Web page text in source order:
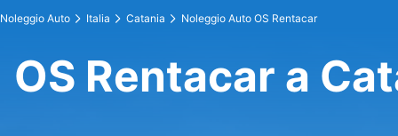
Noleggio Auto Italia Catania Noleggio Auto OS Rentacar
OS Rentacar a